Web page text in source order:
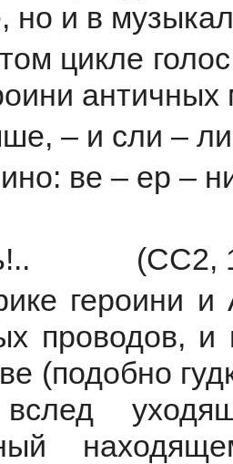
но и в
цикле
– и сли –
ве – ер –
(СС2,
героини и
проводов, и
(подобно
вслед